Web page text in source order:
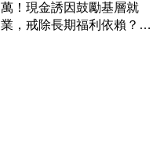
萬！現金誘因鼓勵基層就
業，戒除長期福利依賴？鄧